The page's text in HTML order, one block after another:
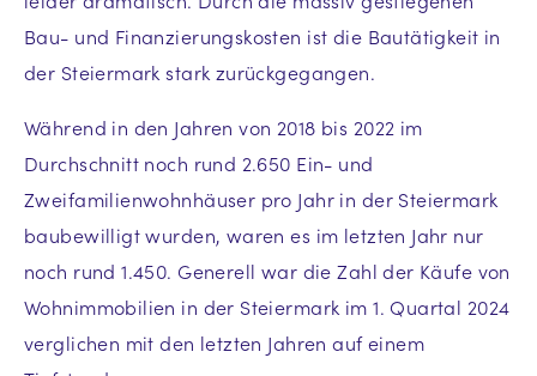
Bau- und Finanzierungskosten ist die Bautätigkeit in
der Steiermark stark zurückgegangen.
Während in den Jahren von 2018 bis 2022 im
Durchschnitt noch rund 2.650 Ein- und
Zweifamilienwohnhäuser pro Jahr in der Steiermark
baubewilligt wurden, waren es im letzten Jahr nur
noch rund 1.450. Generell war die Zahl der Käufe von
Wohnimmobilien in der Steiermark im 1. Quartal 2024
verglichen mit den letzten Jahren auf einem